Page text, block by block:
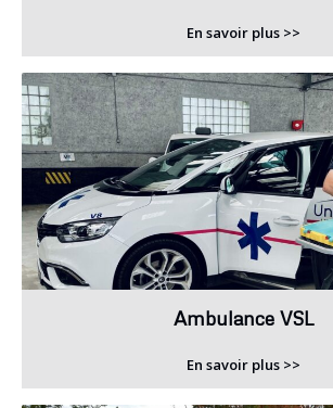
En savoir plus >>
Ambulance VSL
En savoir plus >>